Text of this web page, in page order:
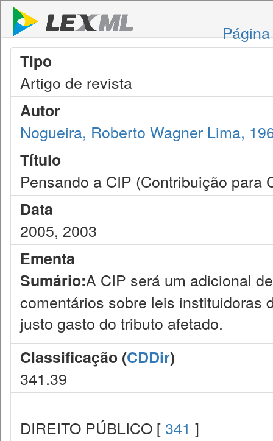
Tipo
Artigo de revista
Autor
Nogueira, Roberto Wagner Lima,
Título
Pensando a CIP (Contribuição
Data
2005, 2003
Ementa
Sumário:A CIP será um adicional
comentários sobre leis instituidoras
justo gasto do tributo afetado.
Classificação (CDDir)
341.39
DIREITO PÚBLICO [ 341 ]